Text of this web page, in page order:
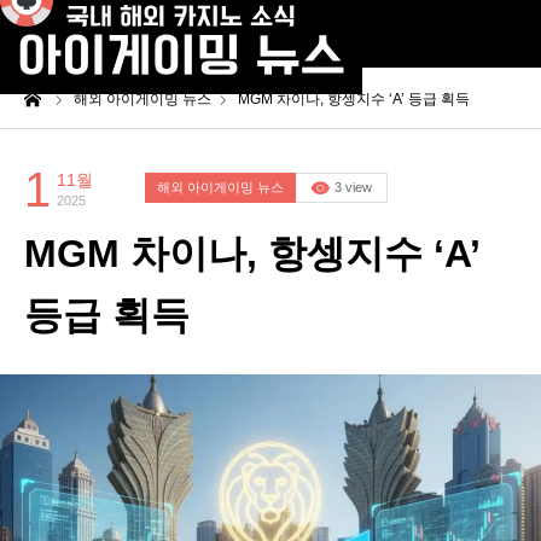
해외 아이게이밍 뉴스 MGM 차이나, 항셍지수 ‘A’ 등급 획득
1 11월
2025
해외 아이게이밍 뉴스 3 view
MGM 차이나, 항셍지수 ‘A’
등급 획득